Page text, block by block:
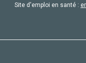
Site d'emploi en santé :